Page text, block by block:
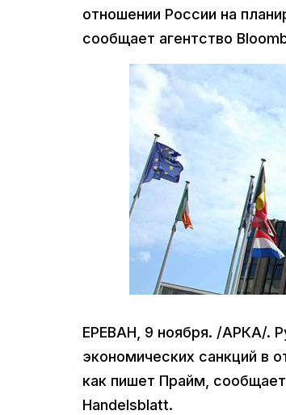
отношении России на
сообщает агентство
ЕРЕВАН, 9 ноября. /АРКА/.
экономических санкций в
как пишет Прайм,
Handelsblatt.